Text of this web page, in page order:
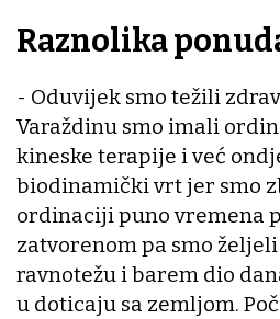
Raznolika
- Oduvijek smo težili
Varaždinu smo imali
kineske terapije i već
biodinamički vrt jer smo
ordinaciji puno vremena
zatvorenom pa smo
ravnotežu i barem dio
u doticaju sa zemljom.